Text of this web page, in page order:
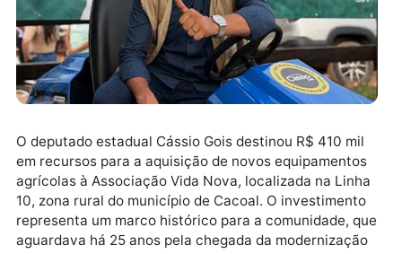
O deputado estadual Cássio Gois destinou R$ 410
em recursos para a aquisição de novos